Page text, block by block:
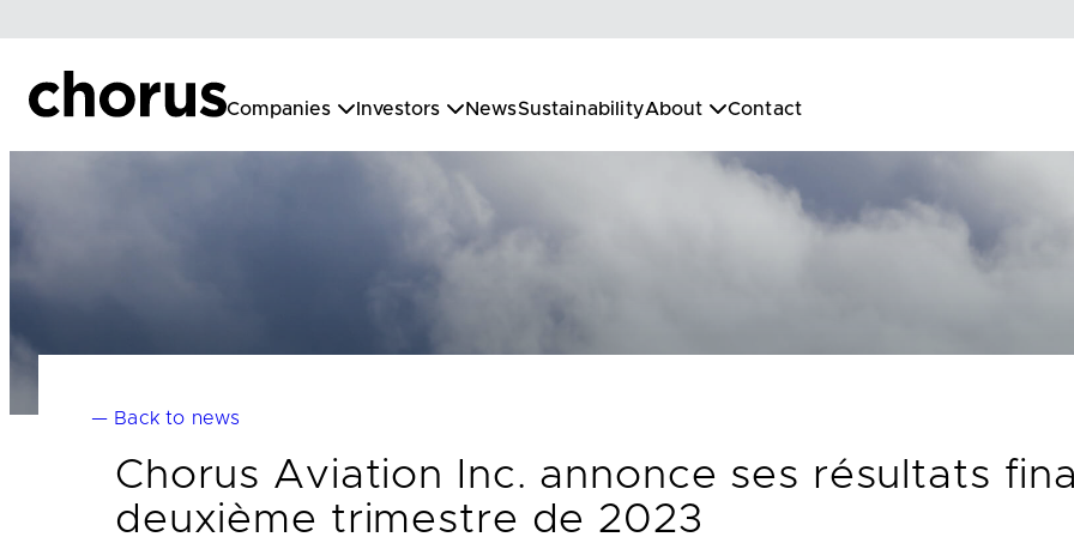
content
Companies Investors NewsSustainabilityAbout Contact
— Back to news
Chorus Aviation Inc. annonce ses résultats
deuxième trimestre de 2023